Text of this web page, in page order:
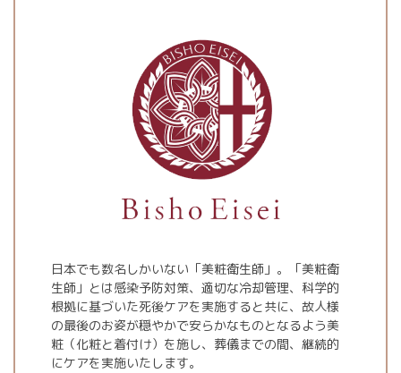
日本でも数名しかいない「美粧衛生師」。「美粧衛
生師」とは感染予防対策、適切な冷却管理、科学的
根拠に基づいた死後ケアを実施すると共に、故人様
の最後のお姿が穏やかで安らかなものとなるよう美
粧（化粧と着付け）を施し、葬儀までの間、継続的
にケアを実施いたします。